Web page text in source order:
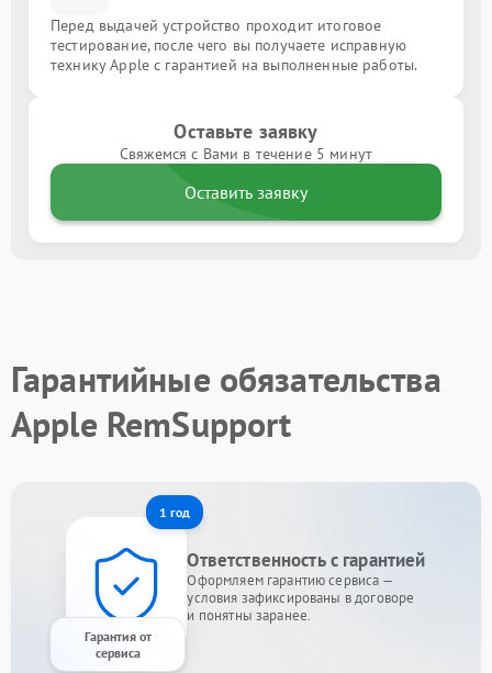
Перед выдачей устройство проходит итоговое
тестирование, после чего вы получаете исправную
технику Apple с гарантией на выполненные работы.
Оставьте заявку
Свяжемся с Вами в течение 5 минут
Оставить заявку
Гарантийные обязательства
Apple RemSupport
1 год
Гарантия от
сервиса
Ответственность с гарантией
Оформляем гарантию сервиса —
условия зафиксированы в договоре
и понятны заранее.